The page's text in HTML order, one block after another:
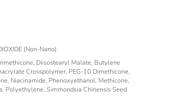
(Non-Nano)
Diisostearyl Malate, Butylene
Crosspolymer, PEG-10 Dimethicone,
Niacinamide, Phenoxyethanol, Methicone,
Polyethylene, Simmondsia Chinensis Seed